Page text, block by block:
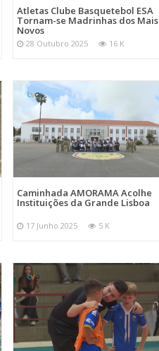
Atletas Clube Basquetebol ESA
Tornam-se Madrinhas dos Mais
Novos
28 Outubro 2025 16 K
Caminhada AMORAMA Acolhe
Instituições da Grande Lisboa
17 Junho 2025 5 K